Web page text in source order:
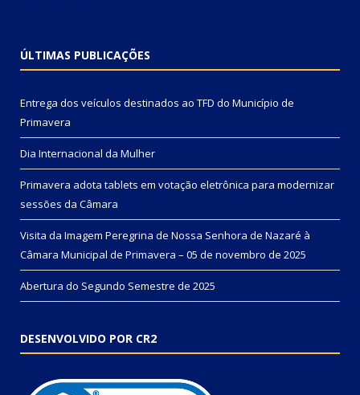
ÚLTIMAS PUBLICAÇÕES
Entrega dos veículos destinados ao TFD do Município de
Primavera
Dia Internacional da Mulher
Primavera adota tablets em votação eletrônica para modernizar
sessões da Câmara
Visita da Imagem Peregrina de Nossa Senhora de Nazaré à
Câmara Municipal de Primavera – 05 de novembro de 2025
Abertura do Segundo Semestre de 2025
DESENVOLVIDO POR CR2